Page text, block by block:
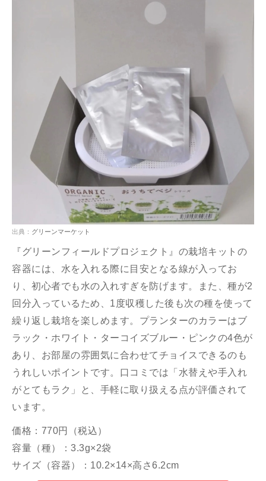
出典： グリーンマーケット
『グリーンフィールドプロジェクト』の栽培キットの
容器には、水を入れる際に目安となる線が入ってお
り、初心者でも水の入れすぎを防げます。また、種が2
回分入っているため、1度収穫した後も次の種を使って
繰り返し栽培を楽しめます。プランターのカラーはブ
ラック・ホワイト・ターコイズブルー・ピンクの4色が
あり、お部屋の雰囲気に合わせてチョイスできるのも
うれしいポイントです。口コミでは「水替えや手入れ
がとてもラク」と、手軽に取り扱える点が評価されて
います。
価格：770円（税込）
容量（種）：3.3g×2袋
サイズ（容器）：10.2×14×高さ6.2cm